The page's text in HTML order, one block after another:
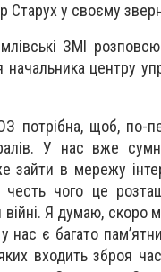
у своєму
ЗМІ
начальника центру
щоб, по-
У нас вже
зайти в мережу
чого це
війні. Я думаю,
є багато
входить зброя